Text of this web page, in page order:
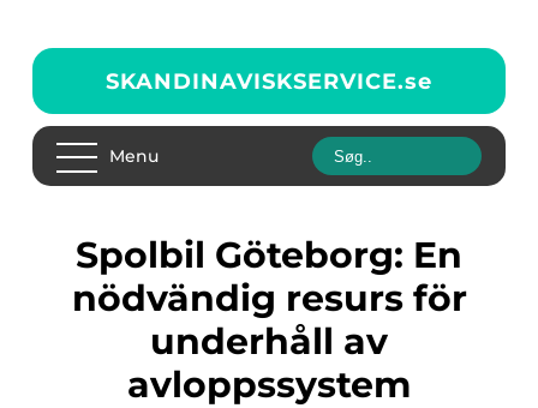
SKANDINAVISKSERVICE.se
Menu
Spolbil Göteborg: En
nödvändig resurs för
underhåll av
avloppssystem